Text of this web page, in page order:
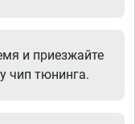
и приезжайте
чип тюнинга.